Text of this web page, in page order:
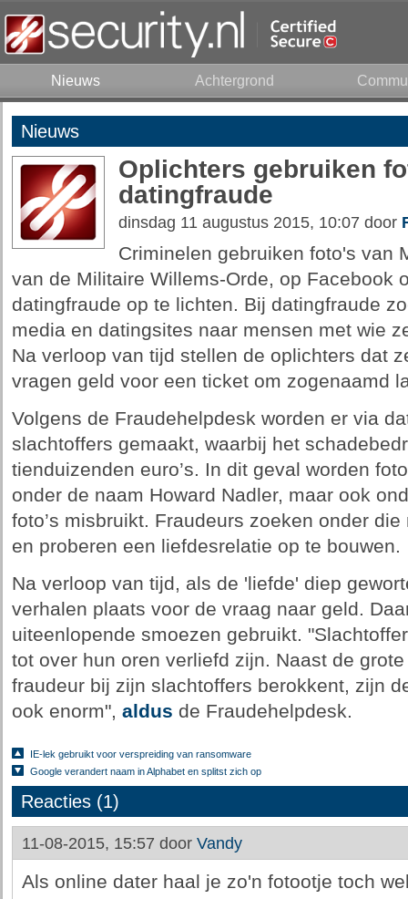
Nieuws Achtergrond
Nieuws
Oplichters gebruiken
datingfraude
dinsdag 11 augustus 2015, 10:07 door
Criminelen gebruiken foto's van
van de Militaire Willems-Orde, op Facebook
datingfraude op te lichten. Bij datingfraude
media en datingsites naar mensen met wie
Na verloop van tijd stellen de oplichters dat
vragen geld voor een ticket om zogenaamd
Volgens de Fraudehelpdesk worden er via
slachtoffers gemaakt, waarbij het
tienduizenden euro’s. In dit geval worden
onder de naam Howard Nadler, maar ook
foto’s misbruikt. Fraudeurs zoeken onder
en proberen een liefdesrelatie op te bouwen.
Na verloop van tijd, als de 'liefde' diep
verhalen plaats voor de vraag naar geld.
uiteenlopende smoezen gebruikt.
tot over hun oren verliefd zijn. Naast de
fraudeur bij zijn slachtoffers berokkent, zijn
ook enorm", aldus de Fraudehelpdesk.
IE-lek gebruikt voor verspreiding van ransomware
Google verandert naam in Alphabet en splitst zich op
Reacties (1)
11-08-2015, 15:57 door Vandy
Als online dater haal je zo'n fotootje toch